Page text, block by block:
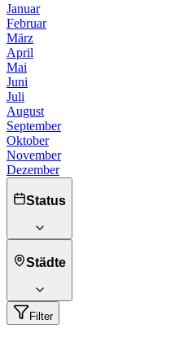
Januar
Februar
März
April
Mai
Juni
Juli
August
September
Oktober
November
Dezember
Status
Städte
Filter